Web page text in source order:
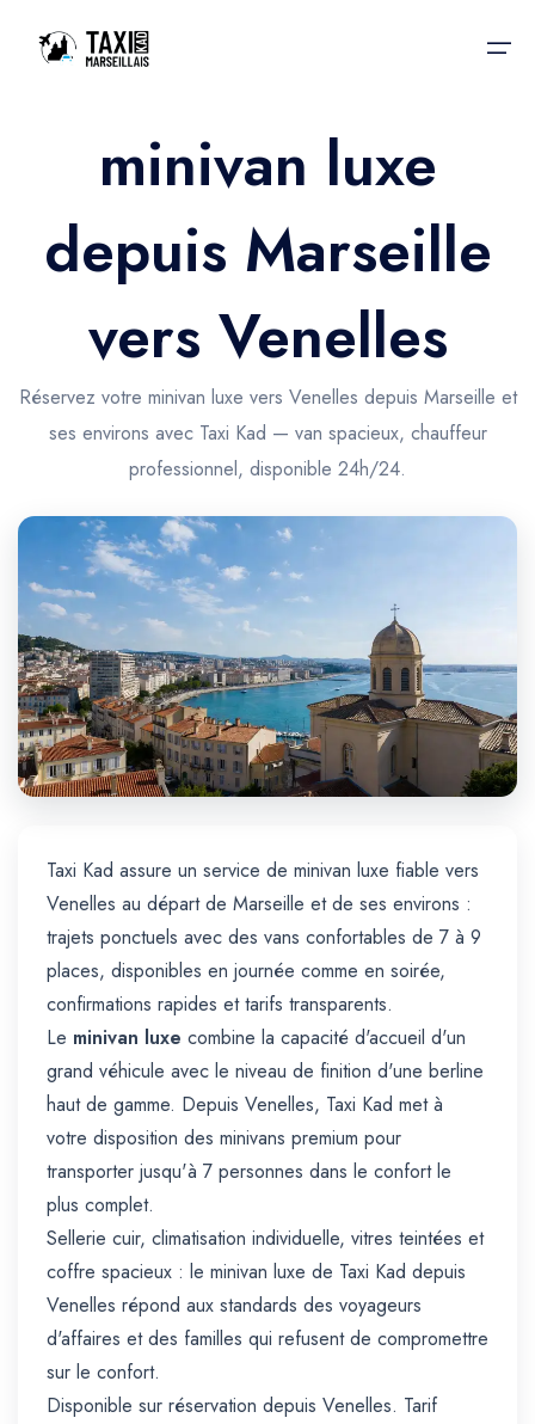
Accueil
Nos services
Nos services
Trajet Gare SNCF
Trajet Port croisière
Trajet Séminaire
Trajet Santé
Trajet Longue Distance
Taxis aéroport
Réservation
Actualités & évènements
Contactez-nous
minivan luxe
depuis Marseille
vers Venelles
Réservez votre minivan luxe vers Venelles depuis Marseille et
ses environs avec Taxi Kad — van spacieux, chauffeur
professionnel, disponible 24h/24.
Taxi Kad assure un service de minivan luxe fiable vers
Venelles au départ de Marseille et de ses environs :
trajets ponctuels avec des vans confortables de 7 à 9
places, disponibles en journée comme en soirée,
confirmations rapides et tarifs transparents.
Le minivan luxe combine la capacité d'accueil d'un
grand véhicule avec le niveau de finition d'une berline
haut de gamme. Depuis Venelles, Taxi Kad met à
votre disposition des minivans premium pour
transporter jusqu'à 7 personnes dans le confort le
plus complet.
Sellerie cuir, climatisation individuelle, vitres teintées et
coffre spacieux : le minivan luxe de Taxi Kad depuis
Venelles répond aux standards des voyageurs
d'affaires et des familles qui refusent de compromettre
sur le confort.
Disponible sur réservation depuis Venelles. Tarif